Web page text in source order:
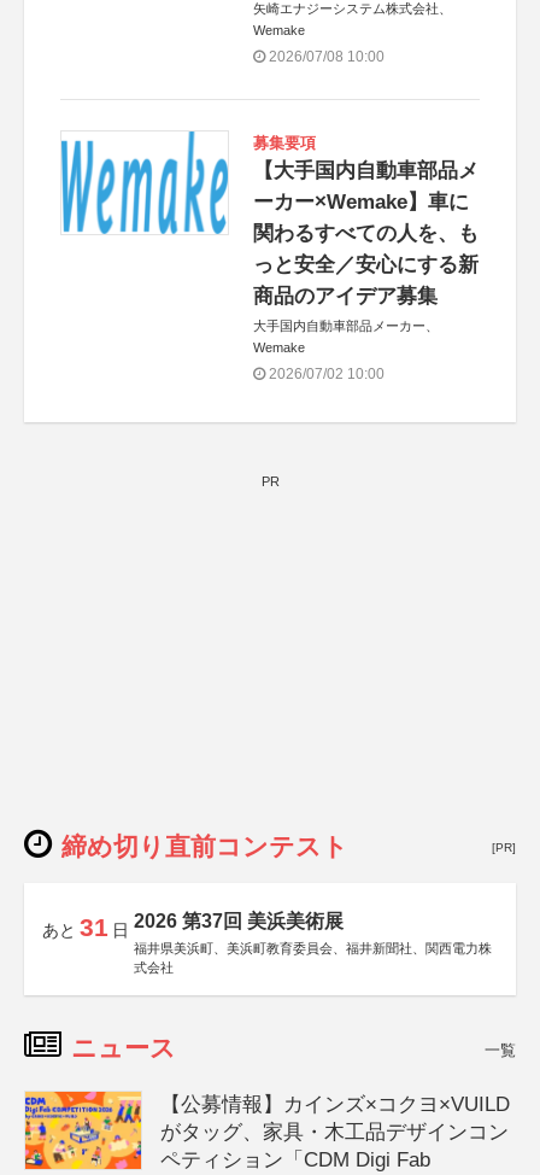
矢崎エナジーシステム株式会社、
Wemake
2026/07/08 10:00
募集要項
【大手国内自動車部品メ
ーカー×Wemake】車に
関わるすべての人を、も
っと安全／安心にする新
商品のアイデア募集
大手国内自動車部品メーカー、
Wemake
2026/07/02 10:00
PR
締め切り直前コンテスト [PR]
あと 31 日 2026 第37回 美浜美術展
福井県美浜町、美浜町教育委員会、福井新聞社、関西電力株
式会社
ニュース 一覧
【公募情報】カインズ×コクヨ×VUILD
がタッグ、家具・木工品デザインコン
ペティション「CDM Digi Fab